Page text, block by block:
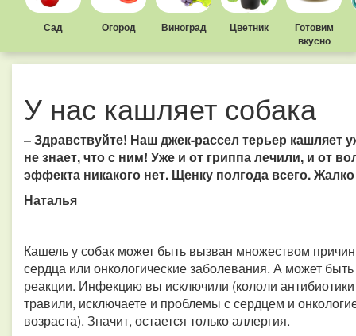
Сад Огород Виноград Цветник
Готовим
вкусно
У нас кашляет собака
– Здравствуйте! Наш джек-рассел терьер кашляет
не знает, что с ним! Уже и от гриппа лечили, и от
эффекта никакого нет. Щенку полгода всего.
Наталья
Кашель у собак может быть вызван множеством
сердца или онкологические заболевания. А может
реакции. Инфекцию вы исключили (кололи
травили, исключаете и проблемы с сердцем и
возраста). Значит, остается только аллергия.